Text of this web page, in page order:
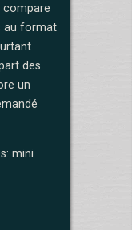
compare
au format
des
un
mini